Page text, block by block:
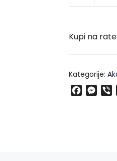
Kupi na rate:
Kategorije:
M